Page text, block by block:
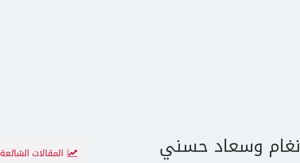
وسعاد حسني المقالات الشائعة